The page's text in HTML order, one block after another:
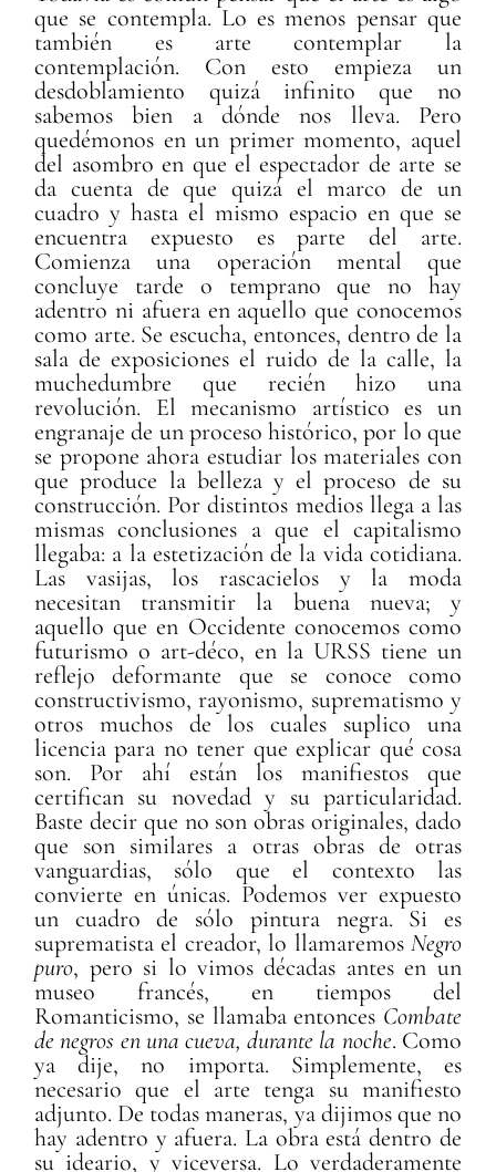
que se contempla. Lo es menos pensar que
también es arte contemplar la
contemplación. Con esto empieza un
desdoblamiento quizá infinito que no
sabemos bien a dónde nos lleva. Pero
quedémonos en un primer momento, aquel
del asombro en que el espectador de arte se
da cuenta de que quizá el marco de un
cuadro y hasta el mismo espacio en que se
encuentra expuesto es parte del arte.
Comienza una operación mental que
concluye tarde o temprano que no hay
adentro ni afuera en aquello que conocemos
como arte. Se escucha, entonces, dentro de la
sala de exposiciones el ruido de la calle, la
muchedumbre que recién hizo una
revolución. El mecanismo artístico es un
engranaje de un proceso histórico, por lo que
se propone ahora estudiar los materiales con
que produce la belleza y el proceso de su
construcción. Por distintos medios llega a las
mismas conclusiones a que el capitalismo
llegaba: a la estetización de la vida cotidiana.
Las vasijas, los rascacielos y la moda
necesitan transmitir la buena nueva; y
aquello que en Occidente conocemos como
futurismo o art-déco, en la URSS tiene un
reflejo deformante que se conoce como
constructivismo, rayonismo, suprematismo y
otros muchos de los cuales suplico una
licencia para no tener que explicar qué cosa
son. Por ahí están los manifiestos que
certifican su novedad y su particularidad.
Baste decir que no son obras originales, dado
que son similares a otras obras de otras
vanguardias, sólo que el contexto las
convierte en únicas. Podemos ver expuesto
un cuadro de sólo pintura negra. Si es
suprematista el creador, lo llamaremos Negro
puro, pero si lo vimos décadas antes en un
museo francés, en tiempos del
Romanticismo, se llamaba entonces Combate
de negros en una cueva, durante la noche. Como
ya dije, no importa. Simplemente, es
necesario que el arte tenga su manifiesto
adjunto. De todas maneras, ya dijimos que no
hay adentro y afuera. La obra está dentro de
su ideario, y viceversa. Lo verdaderamente